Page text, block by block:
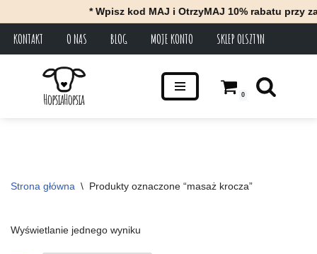
* Wpisz kod MAJ i OtrzyMAJ 10% rabatu przy
KONTAKT O NAS BLOG MOJE KONTO SKLEP OLSZTYN
0
Strona główna \ Produkty oznaczone “masaż krocza”
Wyświetlanie jednego wyniku